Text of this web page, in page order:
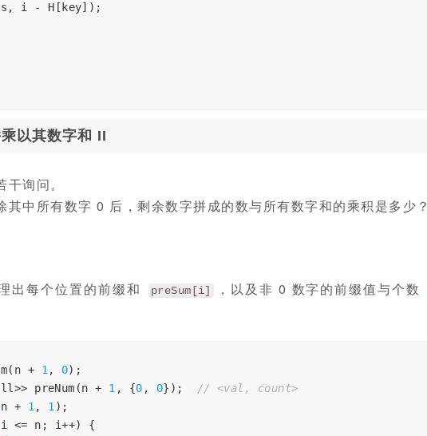
, i - H [ key]);
以其数字和 II
询问。
其中所有数字 0 后，剩余数字拼成的数与所有数字和的乘积是多少？
出每个位置的前缀和 preSum[i] ，以及非 0 数字的前缀值与个数
( n + 1 , 0);
ll >> preNum (n + 1 , {0 , 0});
// <val, count>
n + 1 , 1 );
i <= n ; i++)
{